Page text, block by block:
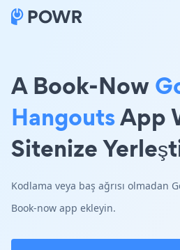
A Book-Now
HangoutsApp
Sitenize
Kodlama veya baş ağrısı olmadan
Book-now app ekleyin.